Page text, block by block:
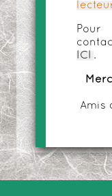
Pour
ICI
.
Amis